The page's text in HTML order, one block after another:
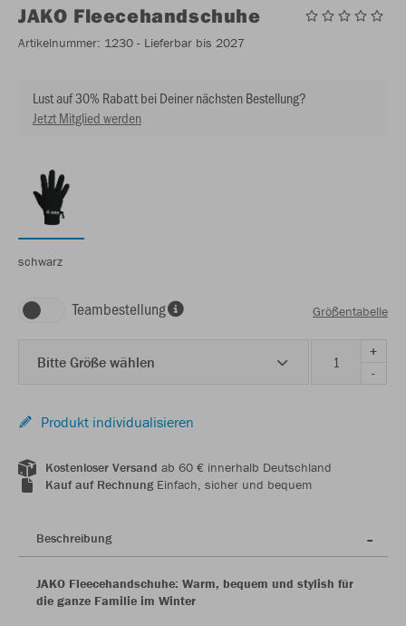
JAKO Fleecehandschuhe
Artikelnummer: 1230 - Lieferbar bis 2027
Lust auf 30% Rabatt bei Deiner nächsten Bestellung?
Jetzt Mitglied werden
schwarz
Teambestellung Größentabelle
Bitte Größe wählen
+
-
Produkt individualisieren
Kostenloser Versand ab 60 € innerhalb Deutschland
Kauf auf RechnungEinfach, sicher und bequem
Beschreibung
JAKO Fleecehandschuhe: Warm, bequem und stylish für
die ganze Familie im Winter